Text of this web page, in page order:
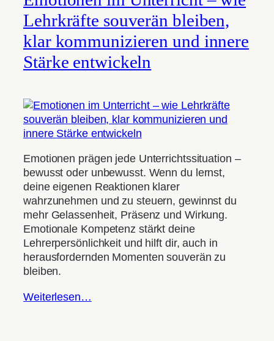
Lehrkräfte souverän bleiben,
klar kommunizieren und innere
Stärke entwickeln
Emotionen prägen jede Unterrichtssituation –
bewusst oder unbewusst. Wenn du lernst,
deine eigenen Reaktionen klarer
wahrzunehmen und zu steuern, gewinnst du
mehr Gelassenheit, Präsenz und Wirkung.
Emotionale Kompetenz stärkt deine
Lehrerpersönlichkeit und hilft dir, auch in
herausfordernden Momenten souverän zu
bleiben.
Weiterlesen…